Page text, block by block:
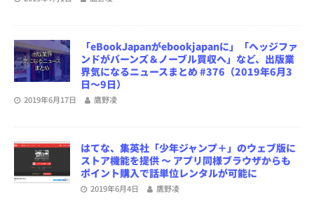
「eBookJapanがebookjapanに」「ヘッジファ
ンドがバーンズ＆ノーブル買収へ」など、出版業
界気になるニュースまとめ #376（2019年6月3
日～9日）
2019年6月17日 鷹野凌
はてな、集英社「少年ジャンプ＋」のウェブ版に
ストア機能を提供 ～ アプリ同様ブラウザからも
ポイント購入で話単位レンタルが可能に
2019年6月4日 鷹野凌